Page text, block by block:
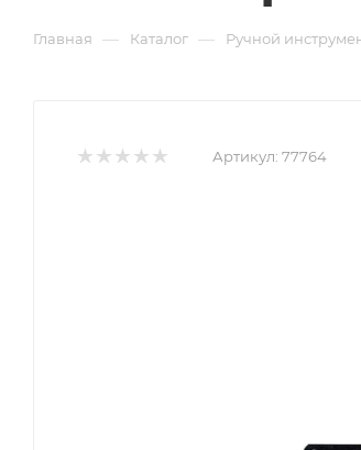
Главная — Каталог — Ручной
Артикул: 77764